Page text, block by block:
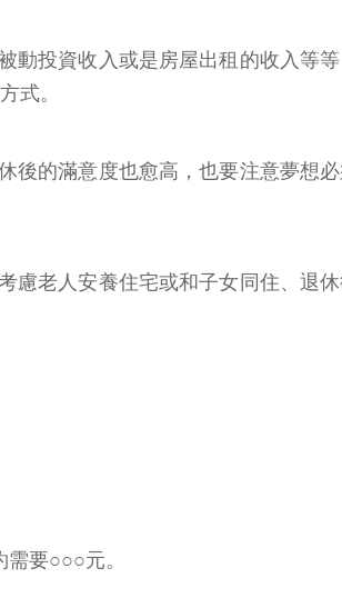
投資收入或是房屋出租的收入等
式。
的滿意度也愈高，也要注意夢想
老人安養住宅或和子女同住、退
要○○○元。